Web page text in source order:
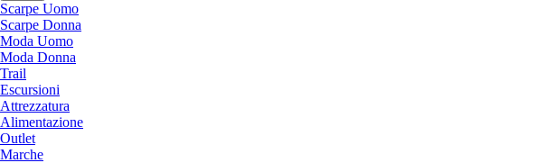
Scarpe Uomo
Scarpe Donna
Moda Uomo
Moda Donna
Trail
Escursioni
Attrezzatura
Alimentazione
Outlet
Marche